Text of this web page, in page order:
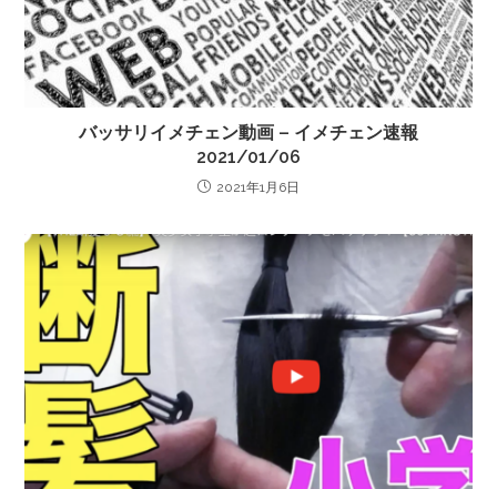
バッサリイメチェン動画 – イメチェン速報
2021/01/06
2021年1月6日